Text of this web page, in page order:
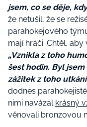
jsem, co se děje,
že netušil, že se
parahokejového
mají hráči. Chtěl,
„Vznikla z toho
šest hodin. Byl
zážitek z toho
dodnes
nimi navázal krásný
věnovali bronzovou